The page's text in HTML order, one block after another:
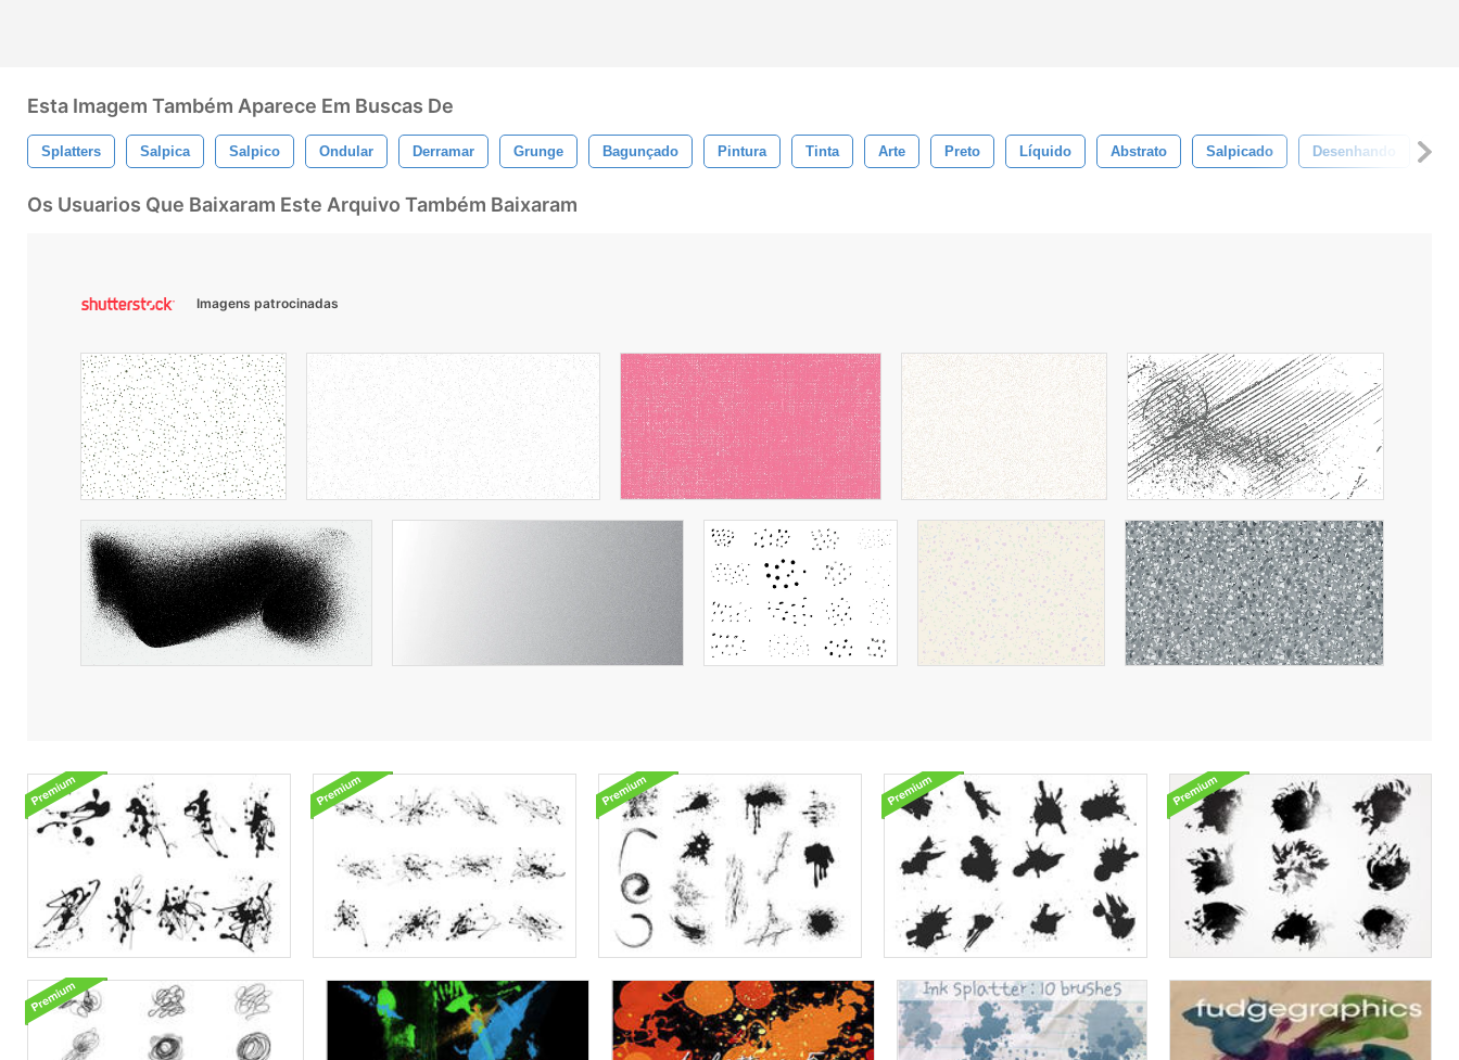
Esta Imagem Também Aparece Em Buscas De
Splatters Salpica Salpico Ondular Derramar Grunge Bagunçado Pintura Tinta Arte Preto Líquido Abstrato Salpicado Desenhando
Os Usuarios Que Baixaram Este Arquivo Também Baixaram
Imagens patrocinadas